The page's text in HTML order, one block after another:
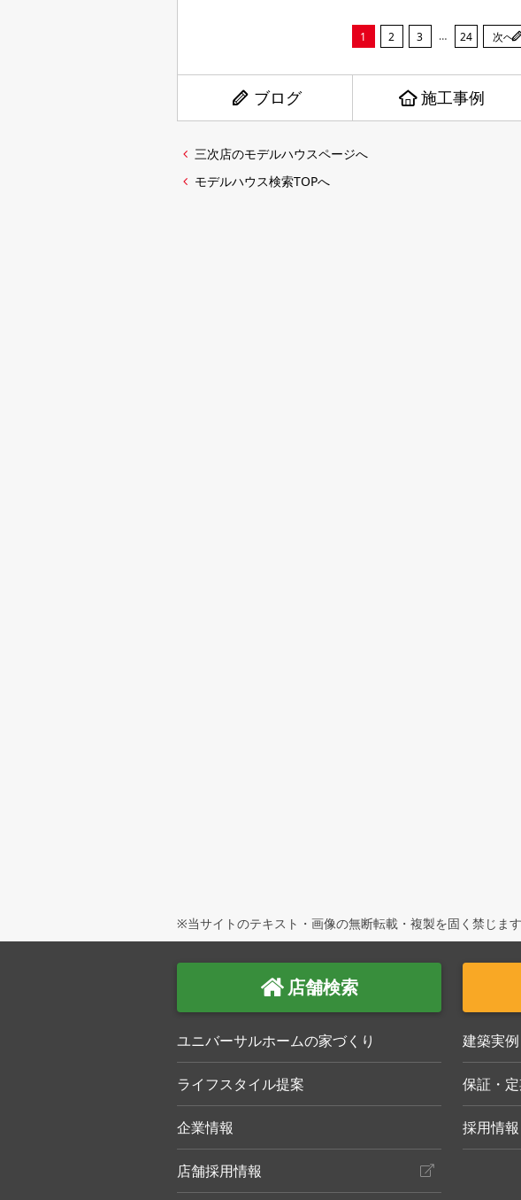
1 2 3 … 24 次へ
ブログ 施工事例
三次店のモデルハウスページへ
モデルハウス検索TOPへ
※当サイトのテキスト・画像の無断転載・複製を固く禁じま
店舗検索
ユニバーサルホームの家づくり 建築実例
ライフスタイル提案 保証・
企業情報 採用情報
店舗採用情報